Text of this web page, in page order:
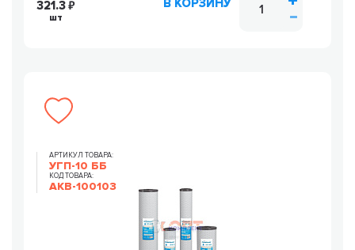
321.3
шт
В КОРЗИНУ
АРТИКУЛ ТОВАРА:
УГП-10 ББ
КОД ТОВАРА:
AKB-100103